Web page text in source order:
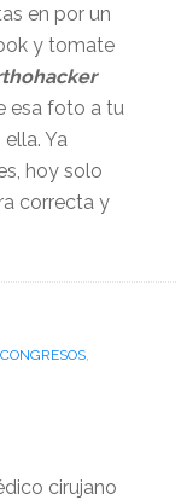
en por un
y tomate
esa foto a tu
Ya
hoy solo
correcta y
CONGRESOS,
cirujano